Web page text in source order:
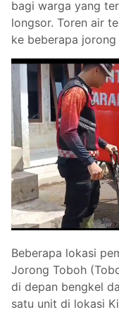
bagi warga yang
longsor. Toren air
ke beberapa
Beberapa lokasi
Jorong Toboh
di depan bengkel
satu unit di lokasi